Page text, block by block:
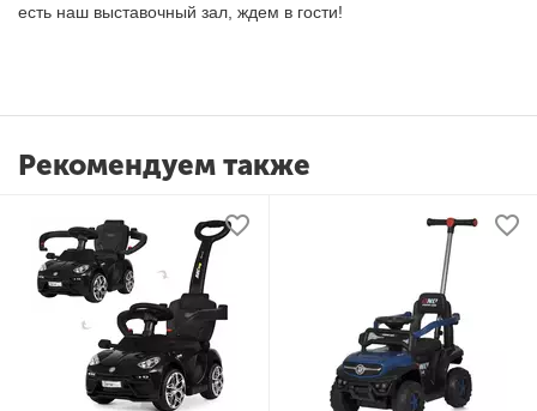
есть наш выставочный зал, ждем в гости!
Рекомендуем также